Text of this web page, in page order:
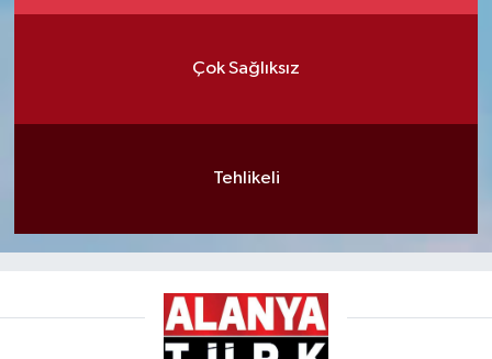
Çok Sağlıksız
Tehlikeli